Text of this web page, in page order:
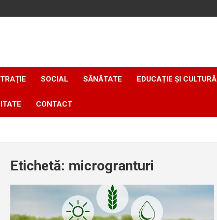
SOCIAL SĂNĂTATE EDUCAȚIE ȘI CULTURĂ
CONTACT
Etichetă: microgranturi